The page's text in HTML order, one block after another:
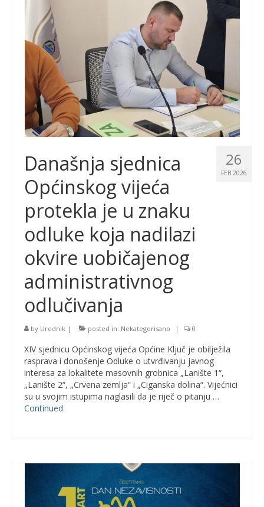
26
FEB 2026
Današnja sjednica
Općinskog vijeća
protekla je u znaku
odluke koja nadilazi
okvire uobičajenog
administrativnog
odlučivanja
by Urednik | posted in: Nekategorisano | 0
XIV sjednicu Općinskog vijeća Općine Ključ je obilježila
rasprava i donošenje Odluke o utvrđivanju javnog
interesa za lokalitete masovnih grobnica „Lanište 1“,
„Lanište 2“, „Crvena zemlja“ i „Ciganska dolina“. Vijećnici
su u svojim istupima naglasili da je riječ o pitanju …
Continued